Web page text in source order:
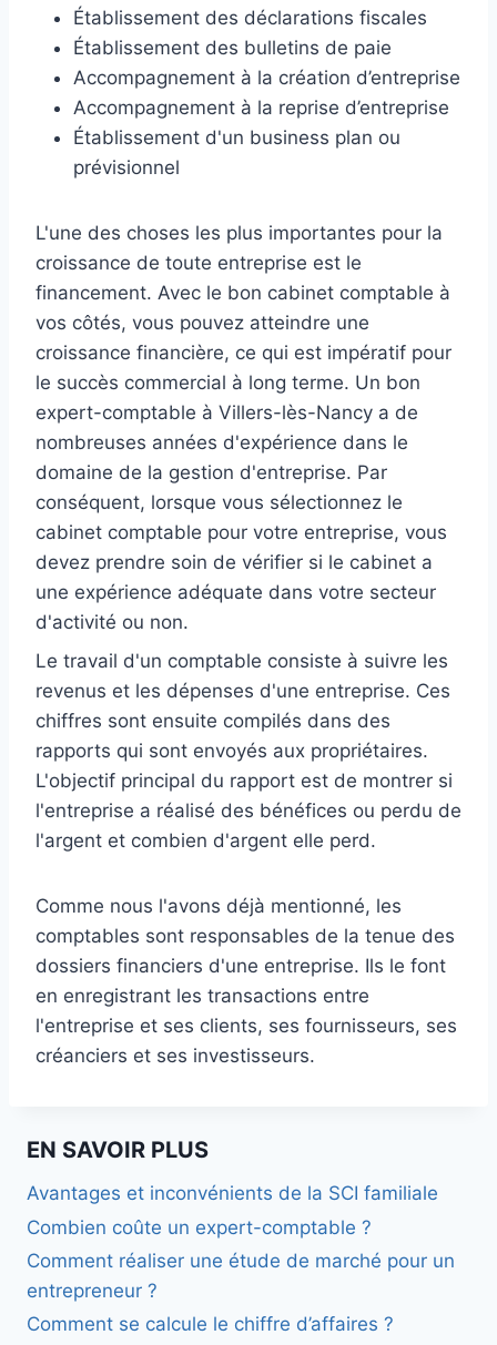
Établissement des déclarations fiscales
Établissement des bulletins de paie
Accompagnement à la création d’entreprise
Accompagnement à la reprise d’entreprise
Établissement d'un business plan ou
prévisionnel
L'une des choses les plus importantes pour la
croissance de toute entreprise est le
financement. Avec le bon cabinet comptable à
vos côtés, vous pouvez atteindre une
croissance financière, ce qui est impératif pour
le succès commercial à long terme. Un bon
expert-comptable à Villers-lès-Nancy a de
nombreuses années d'expérience dans le
domaine de la gestion d'entreprise. Par
conséquent, lorsque vous sélectionnez le
cabinet comptable pour votre entreprise, vous
devez prendre soin de vérifier si le cabinet a
une expérience adéquate dans votre secteur
d'activité ou non.
Le travail d'un comptable consiste à suivre les
revenus et les dépenses d'une entreprise. Ces
chiffres sont ensuite compilés dans des
rapports qui sont envoyés aux propriétaires.
L'objectif principal du rapport est de montrer si
l'entreprise a réalisé des bénéfices ou perdu de
l'argent et combien d'argent elle perd.
Comme nous l'avons déjà mentionné, les
comptables sont responsables de la tenue des
dossiers financiers d'une entreprise. Ils le font
en enregistrant les transactions entre
l'entreprise et ses clients, ses fournisseurs, ses
créanciers et ses investisseurs.
EN SAVOIR PLUS
Avantages et inconvénients de la SCI familiale
Combien coûte un expert-comptable ?
Comment réaliser une étude de marché pour un
entrepreneur ?
Comment se calcule le chiffre d’affaires ?